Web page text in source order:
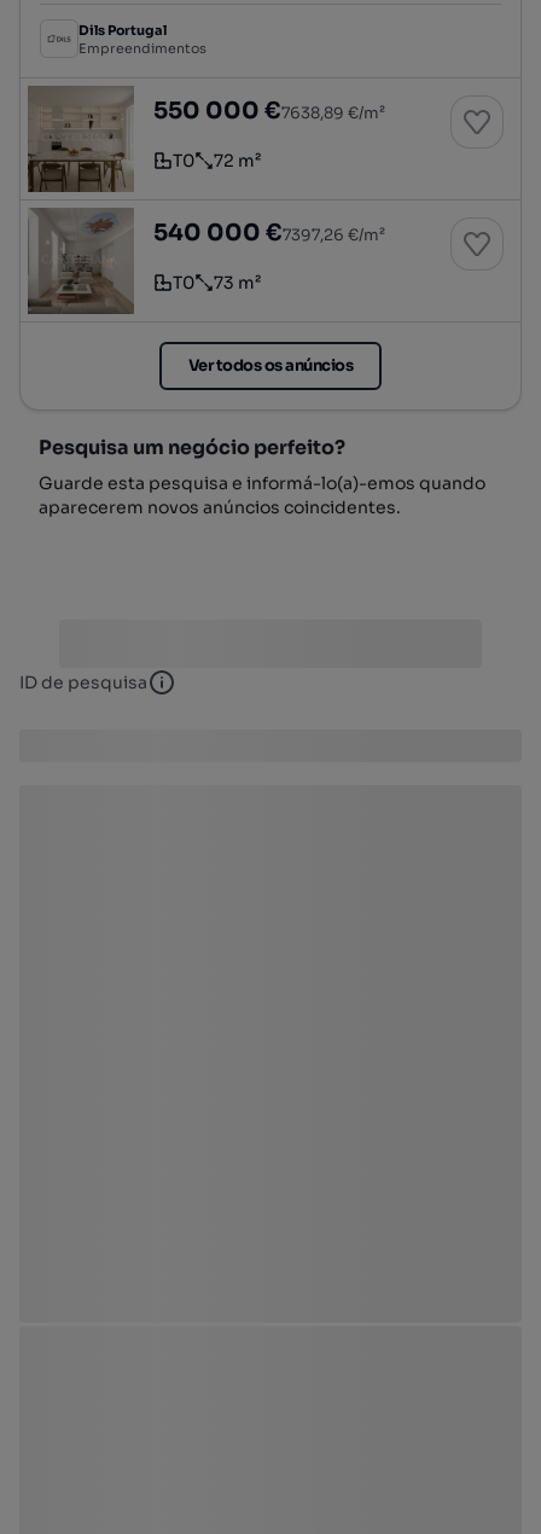
Dils Portugal
Empreendimentos
Apartamento T0 em novo empreendimento
550 000 €7638,89 €/m²
Tipologia
T0
Preço por metro quadrado
72 m²
Apartamento T0 em novo empreendimento
540 000 €7397,26 €/m²
Tipologia
T0
Preço por metro quadrado
73 m²
Ver todos os anúncios
Pesquisa um negócio perfeito?
Guarde esta pesquisa e informá-lo(a)-emos quando
aparecerem novos anúncios coincidentes.
ID de pesquisa ID de pesquisa